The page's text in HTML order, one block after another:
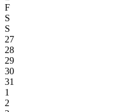
F
S
S
27
28
29
30
31
1
2